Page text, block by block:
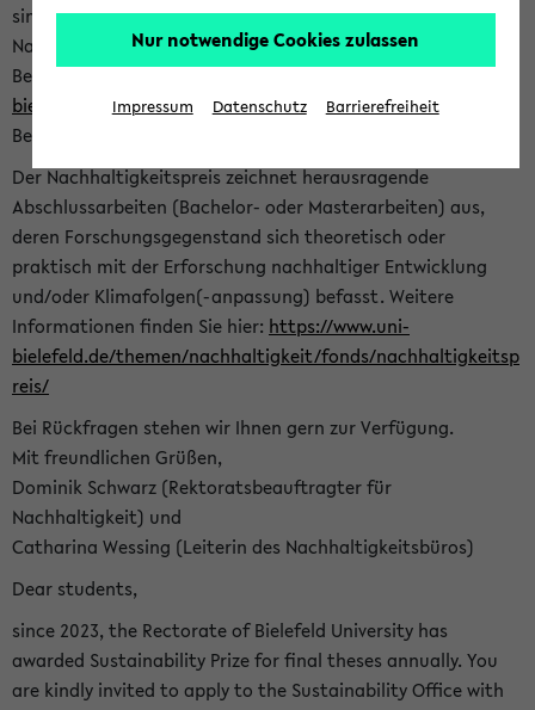
sind herzlich eingeladen sich mit Ihrer Abschlussarbeit beim
Nachhaltigkeitsbüro zu bewerben. Bitte nutzen Sie für Ihre
Bewerbung dieses Formular<https://formulare.uni-
bielefeld.de/frontend-server/form/provide/913/>. Die
Bewerbungsfrist endet am 30.09.2026.
Der Nachhaltigkeitspreis zeichnet herausragende
Abschlussarbeiten (Bachelor- oder Masterarbeiten) aus,
deren Forschungsgegenstand sich theoretisch oder
praktisch mit der Erforschung nachhaltiger Entwicklung
und/oder Klimafolgen(-anpassung) befasst. Weitere
Informationen finden Sie hier: https://www.uni-
bielefeld.de/themen/nachhaltigkeit/fonds/nachhaltigkeitsp
reis/
Bei Rückfragen stehen wir Ihnen gern zur Verfügung.
Mit freundlichen Grüßen,
Dominik Schwarz (Rektoratsbeauftragter für
Nachhaltigkeit) und
Catharina Wessing (Leiterin des Nachhaltigkeitsbüros)
Dear students,
since 2023, the Rectorate of Bielefeld University has
awarded Sustainability Prize for final theses annually. You
are kindly invited to apply to the Sustainability Office with
Nur notwendige Cookies zulassen
Impressum Datenschutz Barrierefreiheit